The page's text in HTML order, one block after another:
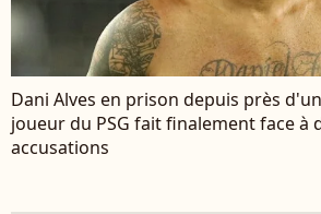
Dani Alves en prison depuis près
joueur du PSG fait finalement face à
accusations